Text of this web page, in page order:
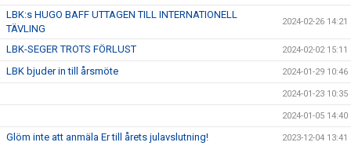
LBK:s HUGO BAFF UTTAGEN TILL INTERNATIONELL
TÄVLING
2024-02-26 14:21
LBK-SEGER TROTS FÖRLUST 2024-02-02 15:11
LBK bjuder in till årsmöte 2024-01-29 10:46
2024-01-23 10:35
2024-01-05 14:40
Glöm inte att anmäla Er till årets julavslutning! 2023-12-04 13:41